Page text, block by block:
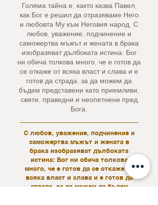
Голяма тайна е, както казва Павел,
как Бог е решил да отразяваме Него
и любовта Му към Неговия народ. С
любов, уважение, подчинение и
саможертва мъжът и жената в брака
изобразяват дълбоката истина: Бог
ни обича толкова много, че е готов да
се откаже от всяка власт и слава и е
готов да страда, за да можем да
бъдем представени като приемливи,
святи, праведни и неопетнени пред
Бога.
С любов, уважение, подчинение и
саможертва мъжът и жената в
брака изобразяват дълбоката
истина: Бог ни обича толкова
много, че е готов да се откаже от
всяка власт и слава и е готов да
страда, за да можем да бъдем